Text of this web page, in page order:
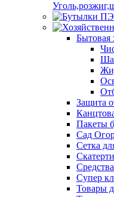
Бытовая
Защита
Пакеты
Сад
Сетка
Скатерти
Супер
Товары